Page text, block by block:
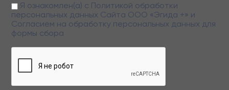
Заполняя данную форму вы даете свое согласие на обработку
персональных данных
Я ознакомлен(а) с Политикой обработки
персональных данных Сайта ООО «Эгида +» и
Согласием на обработку персональных данных для
формы сбора